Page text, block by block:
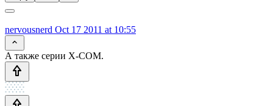
nervousnerd Oct 17 2011 at 10:55
А также серии X-COM.